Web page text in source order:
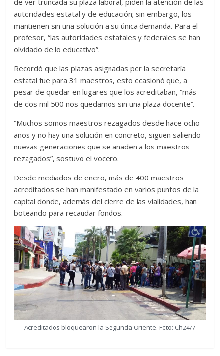
autoridades estatal y de educación; sin embargo, los
mantienen sin una solución a su única demanda. Para el
profesor, “las autoridades estatales y federales se han
olvidado de lo educativo”.
Recordó que las plazas asignadas por la secretaría
estatal fue para 31 maestros, esto ocasionó que, a
pesar de quedar en lugares que los acreditaban, “más
de dos mil 500 nos quedamos sin una plaza docente”.
“Muchos somos maestros rezagados desde hace ocho
años y no hay una solución en concreto, siguen saliendo
nuevas generaciones que se añaden a los maestros
rezagados”, sostuvo el vocero.
Desde mediados de enero, más de 400 maestros
acreditados se han manifestado en varios puntos de la
capital donde, además del cierre de las vialidades, han
boteando para recaudar fondos.
Acreditados bloquearon la Segunda Oriente. Foto: Ch24/7